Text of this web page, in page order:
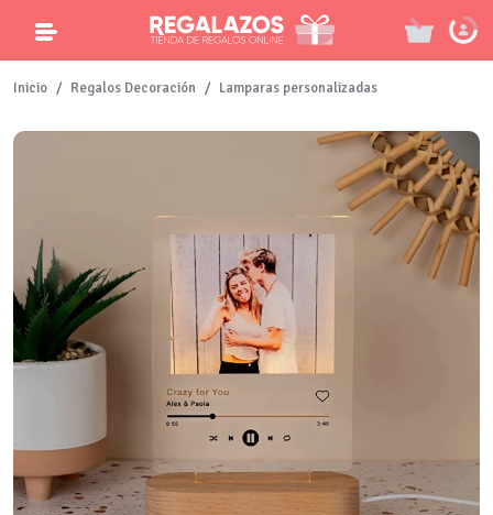
Inicio Regalos Decoración Lamparas personalizadas